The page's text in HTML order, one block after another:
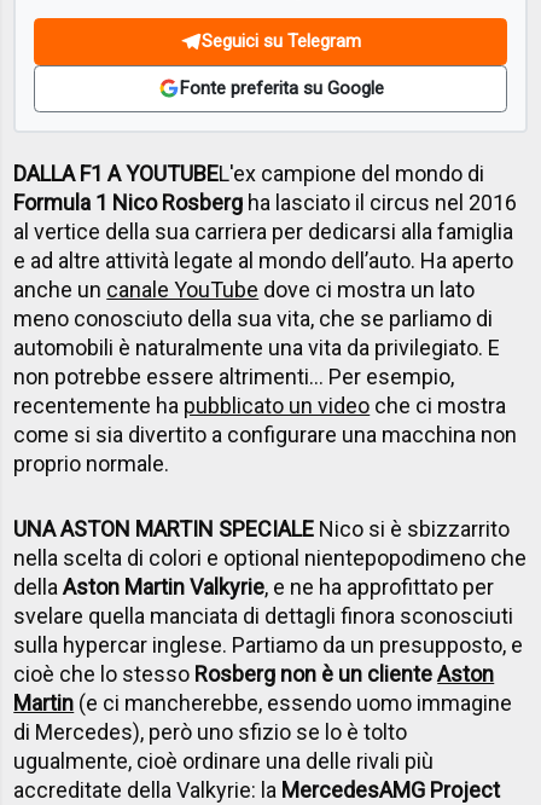
Seguici su Telegram
Fonte preferita su Google
DALLA F1 A YOUTUBEL'ex campione del mondo di
Formula 1 Nico Rosberg ha lasciato il circus nel 2016
al vertice della sua carriera per dedicarsi alla famiglia
e ad altre attività legate al mondo dell’auto. Ha aperto
anche un canale YouTube dove ci mostra un lato
meno conosciuto della sua vita, che se parliamo di
automobili è naturalmente una vita da privilegiato. E
non potrebbe essere altrimenti... Per esempio,
recentemente ha pubblicato un video che ci mostra
come si sia divertito a configurare una macchina non
proprio normale.
UNA ASTON MARTIN SPECIALE Nico si è sbizzarrito
nella scelta di colori e optional nientepopodimeno che
dellaAston Martin Valkyrie, e ne ha approfittato per
svelare quella manciata di dettagli finora sconosciuti
sulla hypercar inglese. Partiamo da un presupposto, e
cioè che lo stesso Rosberg non è un clienteAston
Martin (e ci mancherebbe, essendo uomo immagine
di Mercedes), però uno sfizio se lo è tolto
ugualmente, cioè ordinare una delle rivali più
accreditate della Valkyrie: la MercedesAMG Project